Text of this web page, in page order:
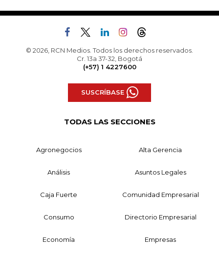
© 2026, RCN Medios. Todos los derechos reservados.
Cr. 13a 37-32, Bogotá
(+57) 1 4227600
SUSCRÍBASE
TODAS LAS SECCIONES
Agronegocios Alta Gerencia
Análisis Asuntos Legales
Caja Fuerte Comunidad Empresarial
Consumo Directorio Empresarial
Economía Empresas